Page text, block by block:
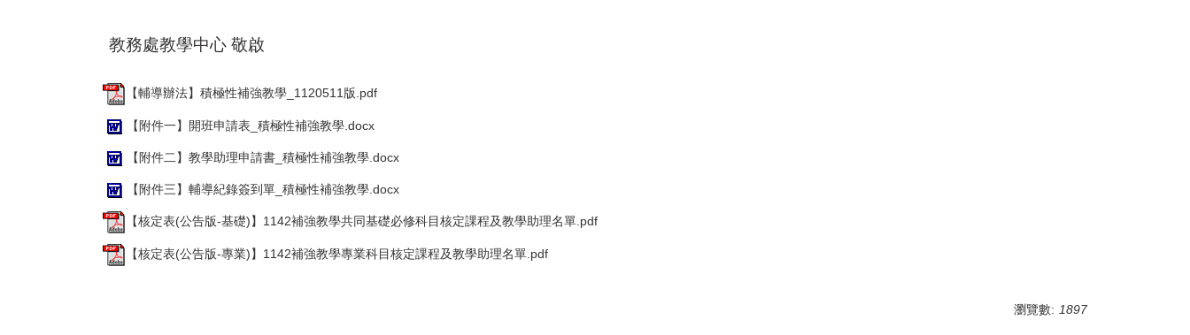
教務處教學中心 敬啟
【輔導辦法】積極性補強教學_1120511版.pdf
【附件一】開班申請表_積極性補強教學.docx
【附件二】教學助理申請書_積極性補強教學.docx
【附件三】輔導紀錄簽到單_積極性補強教學.docx
【核定表(公告版-基礎)】1142補強教學共同基礎必修科目核定課程及教學助理名單.pdf
【核定表(公告版-專業)】1142補強教學專業科目核定課程及教學助理名單.pdf
瀏覽數: 1897